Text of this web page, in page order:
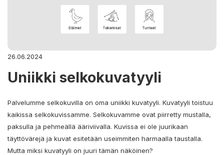
26.06.2024
Uniikki selkokuvatyyli
Palvelumme selkokuvilla on oma uniikki kuvatyyli. Kuvatyyli toistuu
kaikissa selkokuvissamme. Selkokuvamme ovat piirretty mustalla,
paksulla ja pehmeällä ääriviivalla. Kuvissa ei ole juurikaan
täyttövärejä ja kuvat esitetään useimmiten harmaalla taustalla.
Mutta miksi kuvatyyli on juuri tämän näköinen?